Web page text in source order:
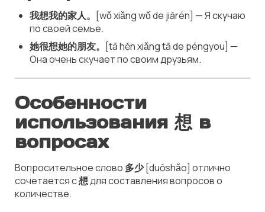
我想我的家人。 [wǒ xiǎng wǒ de jiārén] — Я скучаю
по своей семье.
她很想她的朋友。 [tā hěn xiǎng tā de péngyou] —
Она очень скучает по своим друзьям.
Особенности
использования 想 в
вопросах
Вопросительное слово 多少[duōshǎo] отлично
сочетается с想для составления вопросов о
количестве.